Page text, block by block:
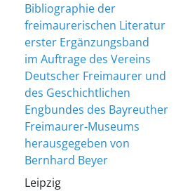
Bibliographie der
freimaurerischen Literatur
erster Ergänzungsband
im Auftrage des Vereins
Deutscher Freimaurer und
des Geschichtlichen
Engbundes des Bayreuther
Freimaurer-Museums
herausgegeben von
Bernhard Beyer
Leipzig